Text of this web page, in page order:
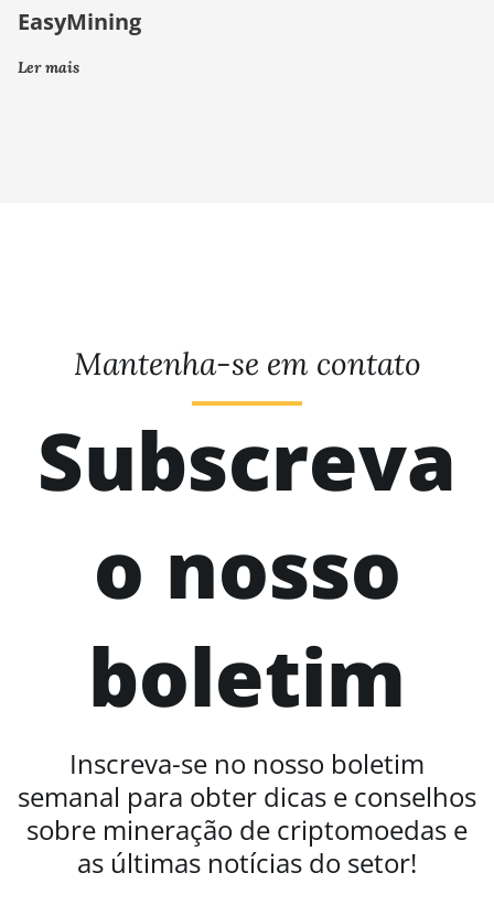
EasyMining
Ler mais
Mantenha-se em contato
Subscreva
o nosso
boletim
Inscreva-se no nosso boletim
semanal para obter dicas e conselhos
sobre mineração de criptomoedas e
as últimas notícias do setor!